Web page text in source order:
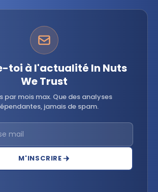
toi à l'actualité In Nuts
We Trust
par mois max. Que des analyses
jamais de spam.
M'INSCRIRE